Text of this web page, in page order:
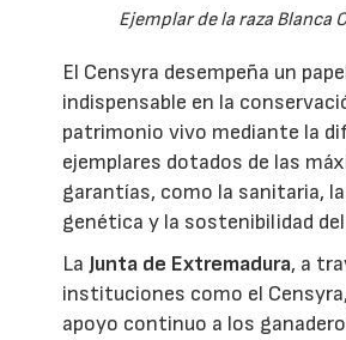
Ejemplar de la raza Blanca
El Censyra desempeña un
indispensable en la
patrimonio vivo mediante la
ejemplares dotados de las
garantías, como la sanitaria,
genética y la sostenibilidad
La Junta de Extremadura, a
instituciones como el
apoyo continuo a los